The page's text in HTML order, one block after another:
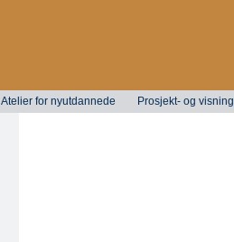
Atelier for nyutdannede Prosjekt- og